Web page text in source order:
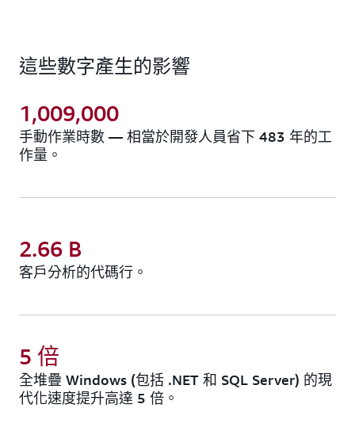
擁有的 20 年 AWS 遷移與現代化經驗與精深知識，
可靠的現代化。
這些數字產生的影響
手動作業時數 — 相當於開發人員省下 483 年的工
作量。
1,009,000
客戶分析的代碼行。
2.66 B
全堆疊 Windows (包括 .NET 和 SQL Server) 的現
代化速度提升高達 5 倍。
5 倍